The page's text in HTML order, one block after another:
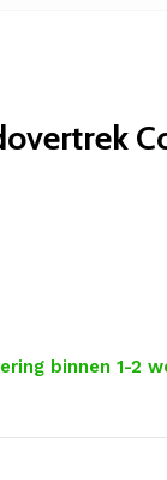
binnen 1-2